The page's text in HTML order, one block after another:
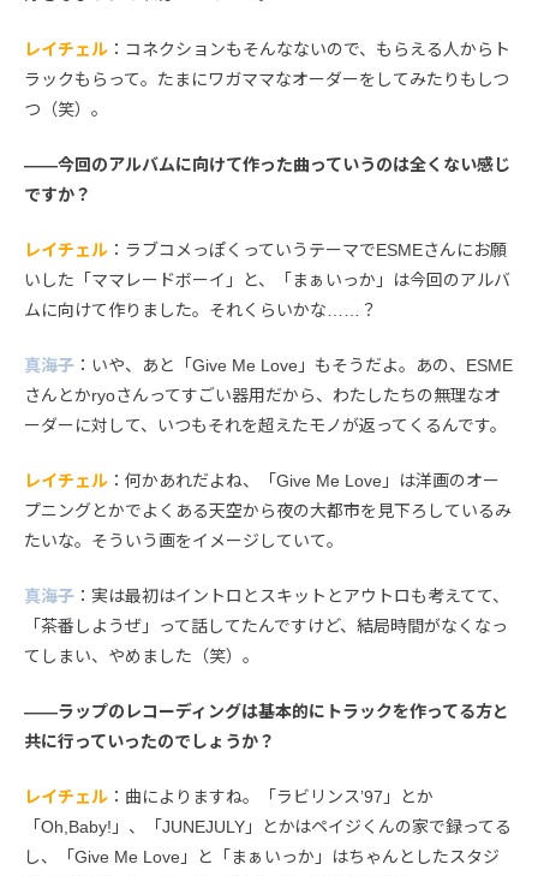
レイチェル ：コネクションもそんなないので、もらえる人からト
ラックもらって。たまにワガママなオーダーをしてみたりもしつ
つ（笑）。
――今回のアルバムに向けて作った曲っていうのは全くない感じ
ですか？
レイチェル ：ラブコメっぽくっていうテーマでESMEさんにお願
いした「ママレードボーイ」と、「まぁいっか」は今回のアルバ
ムに向けて作りました。それくらいかな……？
真海子 ：いや、あと「Give Me Love」もそうだよ。あの、ESME
さんとかryoさんってすごい器用だから、わたしたちの無理なオ
ーダーに対して、いつもそれを超えたモノが返ってくるんです。
レイチェル ：何かあれだよね、「Give Me Love」は洋画のオー
プニングとかでよくある天空から夜の大都市を見下ろしているみ
たいな。そういう画をイメージしていて。
真海子 ：実は最初はイントロとスキットとアウトロも考えてて、
「茶番しようぜ」って話してたんですけど、結局時間がなくなっ
てしまい、やめました（笑）。
――ラップのレコーディングは基本的にトラックを作ってる方と
共に行っていったのでしょうか？
レイチェル ：曲によりますね。「ラビリンス’97」とか
「Oh,Baby!」、「JUNEJULY」とかはペイジくんの家で録ってる
し、「Give Me Love」と「まぁいっか」はちゃんとしたスタジ